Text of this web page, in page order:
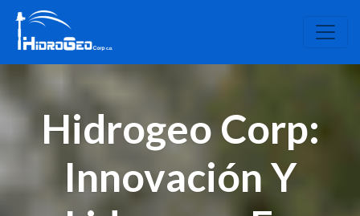
Hidrogeo Corp:
Innovación Y